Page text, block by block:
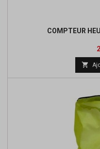
COMPTEUR
